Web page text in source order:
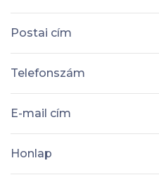
Postai cím
Telefonszám
E-mail cím
Honlap